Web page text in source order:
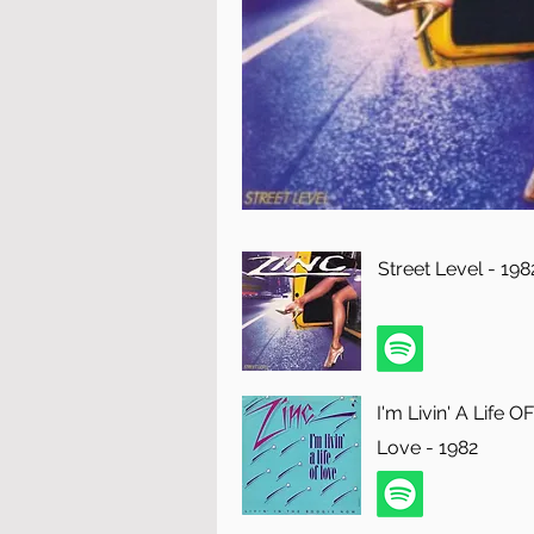
Street Level -
I'm Livin' A Life OF
Love - 1982